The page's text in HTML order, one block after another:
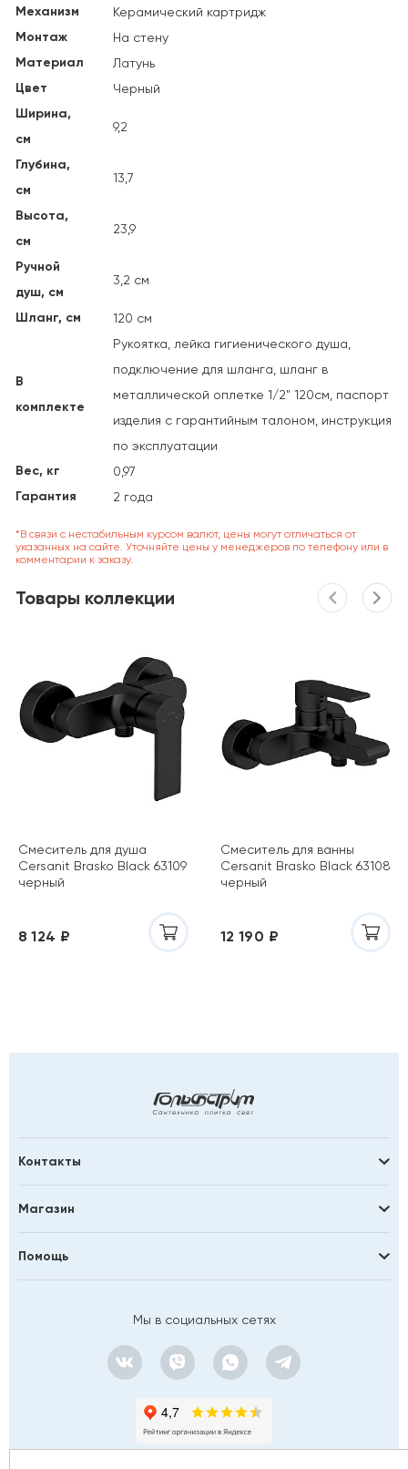
Механизм Керамический картридж
Монтаж На стену
Материал Латунь
Цвет Черный
Ширина,
см
9,2
Глубина,
см
13,7
Высота,
см
23,9
Ручной
душ, см
3,2 см
Шланг, см 120 см
В
комплекте
Рукоятка, лейка гигиенического душа,
подключение для шланга, шланг в
металлической оплетке 1/2" 120см, паспорт
изделия с гарантийным талоном, инструкция
по эксплуатации
Вес, кг 0,97
Гарантия 2 года
*В связи с нестабильным курсом валют, цены могут отличаться от
указанных на сайте. Уточняйте цены у менеджеров по телефону или в
комментарии к заказу.
Товары коллекции
Смеситель для душа
Cersanit Brasko Black 63109
черный
8 124 ₽
Смеситель для ванны
Cersanit Brasko Black 63108
черный
12 190 ₽
Контакты
Магазин
Помощь
Мы в социальных сетях